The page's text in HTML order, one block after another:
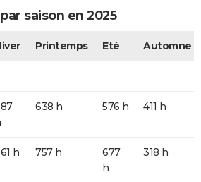
saison en 2025
Printemps Eté Automne
638 h 576 h 411 h
h 757 h
677
h
318 h